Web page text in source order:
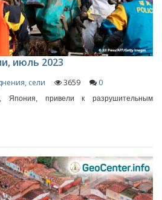
июль 2023
сели 3659 0
привели к разрушительным